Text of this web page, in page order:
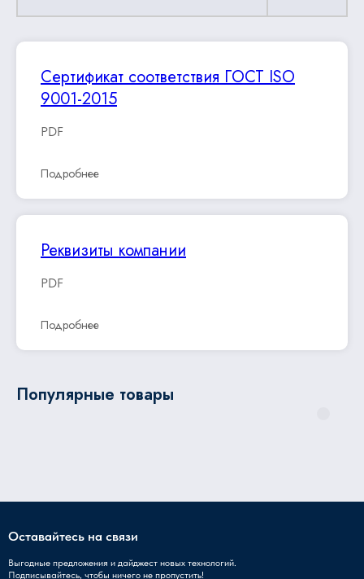
Сертификат соответствия ГОСТ ISO
9001-2015
PDF
Подробнее
Реквизиты компании
PDF
Подробнее
Популярные товары
Оставайтесь на связи
Выгодные предложения и дайджест новых технологий.
Подписывайтесь, чтобы ничего не пропустить!